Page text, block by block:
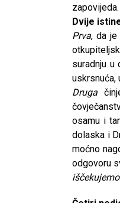
zapovijeda.
Dvije
Prva, da je
suradnju u
uskrsnuća,
Druga
osamu i
dolaska i
moćno
odgovoru
iščekujemo.